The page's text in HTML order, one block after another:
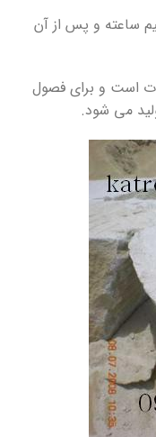
ساعته و پس از آن
است و برای فصول
می شود.